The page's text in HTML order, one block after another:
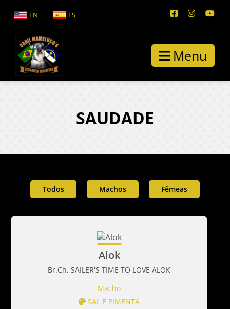
EN ES
Menu
SAUDADE
Todos Machos Fêmeas
Alok
Br.Ch. SAILER'S TIME TO LOVE ALOK
Macho
SAL E PIMENTA